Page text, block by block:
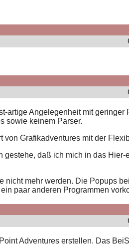
artige Angelegenheit mit
sowie keinem Parser.
Grafikadventures mit der
daß ich mich in das
mehr werden. Die Popups
paar anderen Programmen
Adventures erstellen. Das